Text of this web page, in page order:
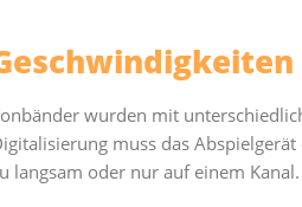
wurden mit
muss das
langsam oder nur auf einem Kanal.